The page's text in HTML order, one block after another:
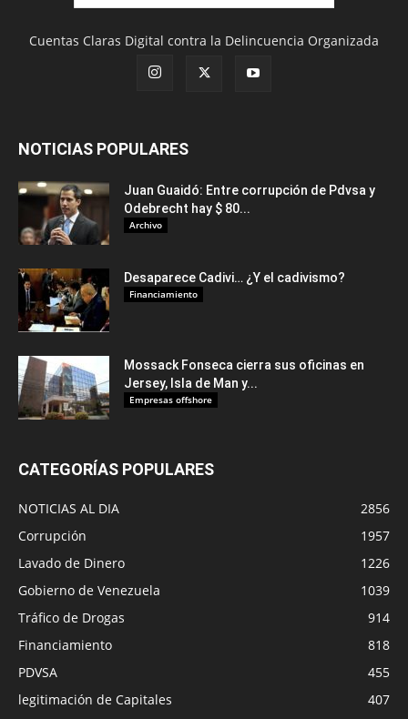
Cuentas Claras Digital contra la Delincuencia Organizada
NOTICIAS POPULARES
Juan Guaidó: Entre corrupción de Pdvsa y
Odebrecht hay $ 80...
Archivo
Desaparece Cadivi… ¿Y el cadivismo?
Financiamiento
Mossack Fonseca cierra sus oficinas en
Jersey, Isla de Man y...
Empresas offshore
CATEGORÍAS POPULARES
NOTICIAS AL DIA
2856
Corrupción
1957
Lavado de Dinero
1226
Gobierno de Venezuela
1039
Tráfico de Drogas
914
Financiamiento
818
PDVSA
455
legitimación de Capitales
407